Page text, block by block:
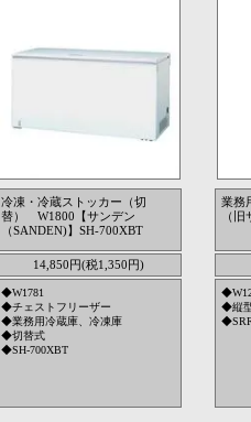
冷凍・冷蔵ストッカー（切
替） W1800【サンデン
（SANDEN)】SH-700XBT
14,850円(税1,350円)
◆W1781
◆チェストフリーザー
◆業務用冷蔵庫、冷凍庫
◆切替式
◆SH-700XBT
業務
（
◆縦